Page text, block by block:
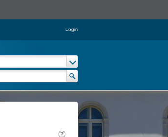
Login